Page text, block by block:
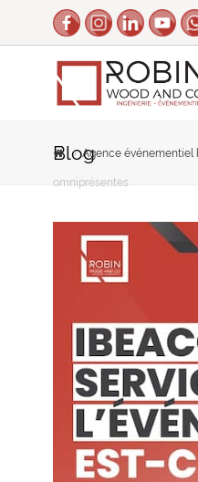
BlogAgence événementiel
omniprésentes